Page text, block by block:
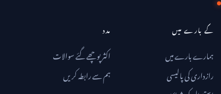
کے بارے میں
ہمارے بارے میں
رازداری کی پالیسی
مدد
اکثر پوچھے گئے سوالات
ہم سے رابطہ کریں